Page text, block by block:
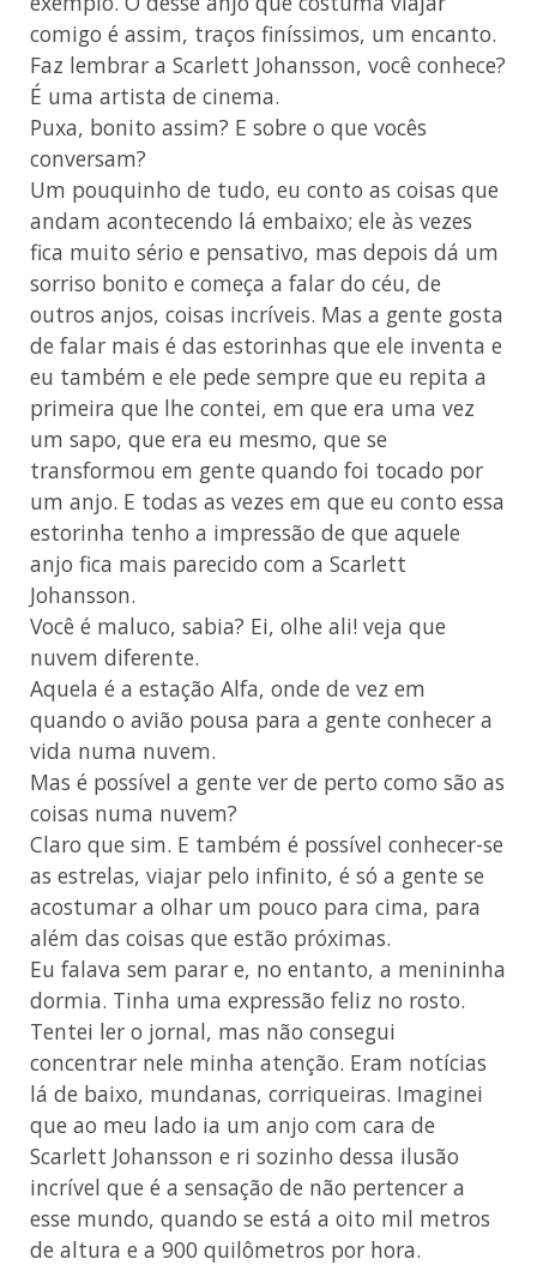
comigo é assim, traços finíssimos, um encanto.
Faz lembrar a Scarlett Johansson, você conhece?
É uma artista de cinema.
Puxa, bonito assim? E sobre o que vocês
conversam?
Um pouquinho de tudo, eu conto as coisas que
andam acontecendo lá embaixo; ele às vezes
fica muito sério e pensativo, mas depois dá um
sorriso bonito e começa a falar do céu, de
outros anjos, coisas incríveis. Mas a gente gosta
de falar mais é das estorinhas que ele inventa e
eu também e ele pede sempre que eu repita a
primeira que lhe contei, em que era uma vez
um sapo, que era eu mesmo, que se
transformou em gente quando foi tocado por
um anjo. E todas as vezes em que eu conto essa
estorinha tenho a impressão de que aquele
anjo fica mais parecido com a Scarlett
Johansson.
Você é maluco, sabia? Ei, olhe ali! veja que
nuvem diferente.
Aquela é a estação Alfa, onde de vez em
quando o avião pousa para a gente conhecer a
vida numa nuvem.
Mas é possível a gente ver de perto como são as
coisas numa nuvem?
Claro que sim. E também é possível conhecer-se
as estrelas, viajar pelo infinito, é só a gente se
acostumar a olhar um pouco para cima, para
além das coisas que estão próximas.
Eu falava sem parar e, no entanto, a menininha
dormia. Tinha uma expressão feliz no rosto.
Tentei ler o jornal, mas não consegui
concentrar nele minha atenção. Eram notícias
lá de baixo, mundanas, corriqueiras. Imaginei
que ao meu lado ia um anjo com cara de
Scarlett Johansson e ri sozinho dessa ilusão
incrível que é a sensação de não pertencer a
esse mundo, quando se está a oito mil metros
de altura e a 900 quilômetros por hora.